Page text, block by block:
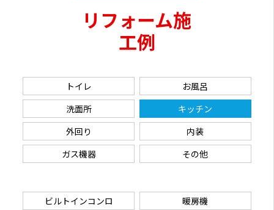
リフォーム施
工例
トイレ
お風呂
洗面所
キッチン
外回り
内装
ガス機器
その他
ビルトインコンロ
暖房機